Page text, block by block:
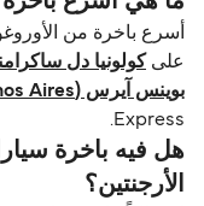
على
بوينس آيرس (Buenos Aires) باخرة
Express.
هل فيه باخرة
الأرجنتين؟